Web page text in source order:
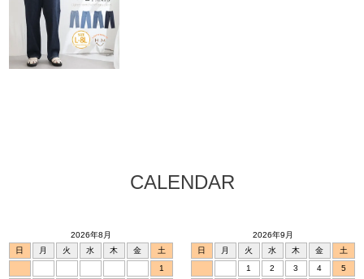
CALENDAR
2026年8月
日
月 火 水 木 金
土
1
2026年9月
日
月 火 水 木 金
土
1
2 3 4
5